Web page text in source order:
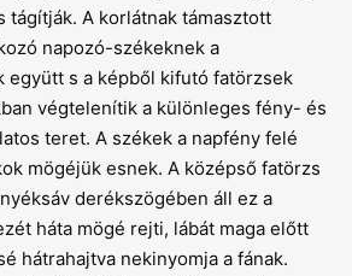
tágítják. A korlátnak támasztott
napozó-székeknek a
együtt s a képből kifutó fatörzsek
végtelenítik a különleges fény- és
teret. A székek a napfény felé
mögéjük esnek. A középső fatörzs
derékszögében áll ez a
háta mögé rejti, lábát maga előtt
hátrahajtva nekinyomja a fának.